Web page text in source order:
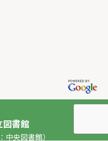
図書館
中央図書館）